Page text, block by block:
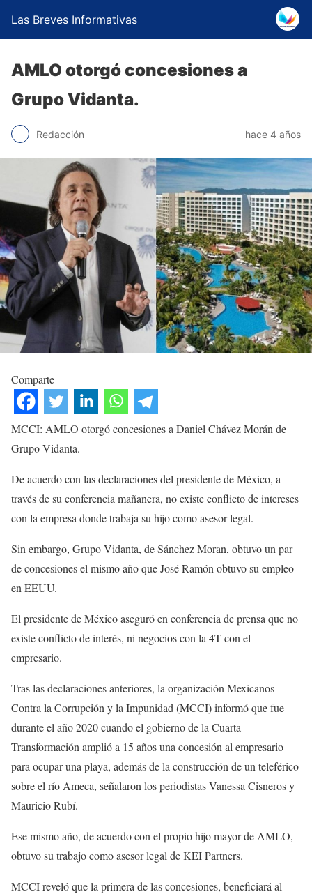
Las Breves Informativas
AMLO otorgó concesiones a
Grupo Vidanta.
Redacción hace 4 años
Comparte
MCCI: AMLO otorgó concesiones a Daniel Chávez Morán de
Grupo Vidanta.
De acuerdo con las declaraciones del presidente de México, a
través de su conferencia mañanera, no existe conflicto de intereses
con la empresa donde trabaja su hijo como asesor legal.
Sin embargo, Grupo Vidanta, de Sánchez Moran, obtuvo un par
de concesiones el mismo año que José Ramón obtuvo su empleo
en EEUU.
El presidente de México aseguró en conferencia de prensa que no
existe conflicto de interés, ni negocios con la 4T con el
empresario.
Tras las declaraciones anteriores, la organización Mexicanos
Contra la Corrupción y la Impunidad (MCCI) informó que fue
durante el año 2020 cuando el gobierno de la Cuarta
Transformación amplió a 15 años una concesión al empresario
para ocupar una playa, además de la construcción de un teleférico
sobre el río Ameca, señalaron los periodistas Vanessa Cisneros y
Mauricio Rubí.
Ese mismo año, de acuerdo con el propio hijo mayor de AMLO,
obtuvo su trabajo como asesor legal de KEI Partners.
MCCI reveló que la primera de las concesiones, beneficiará al